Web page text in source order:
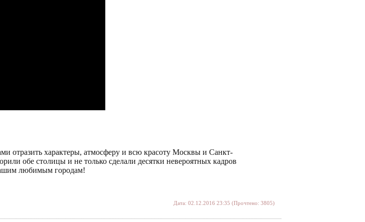
отразить характеры, атмосферу и всю красоту Москвы и Санкт-
обе столицы и не только сделали десятки невероятных кадров
любимым городам!
Дата: 02.12.2016 23:35 (Прочтено: 3805)